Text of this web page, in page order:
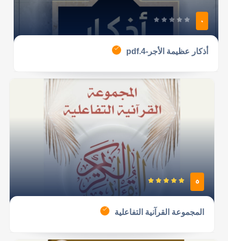
0
أذكار عظيمة الأجر-4.pdf
5
المجموعة القرآنية التفاعلية